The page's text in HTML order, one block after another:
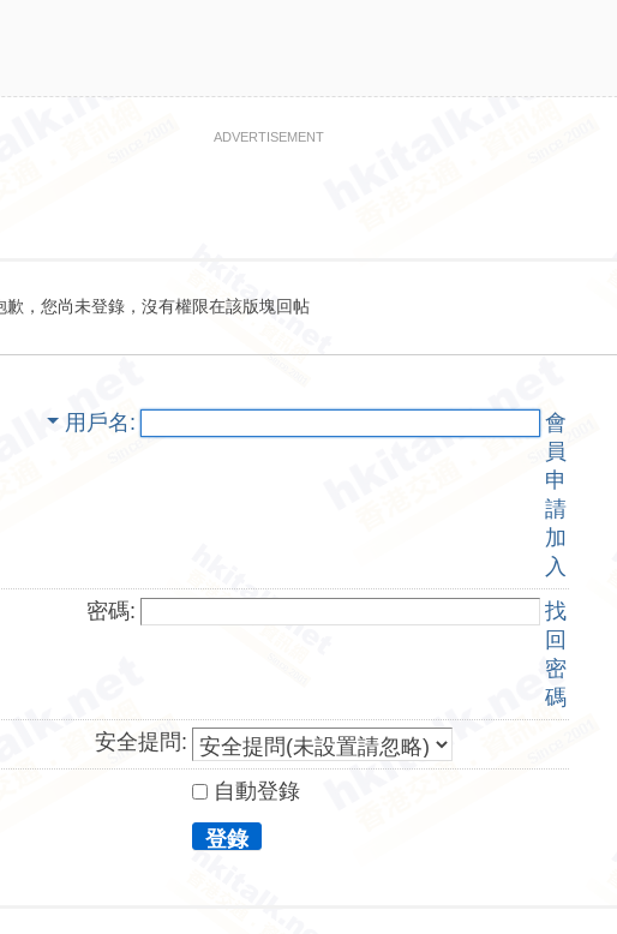
ADVERTISEMENT
歉，您尚未登錄，沒有權限在該版塊回帖
用戶名
會
員
申
請
加
入
密碼:
找
回
密
碼
安全提問:
自動登錄
登錄